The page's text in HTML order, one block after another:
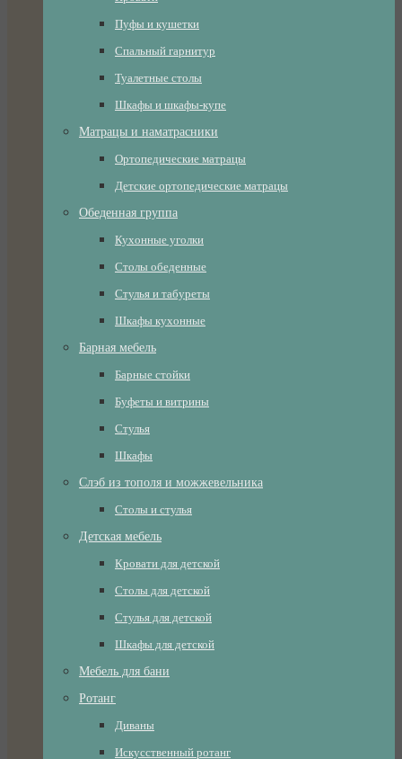
Пуфы и кушетки
Спальный гарнитур
Туалетные столы
Шкафы и шкафы-купе
Матрацы и наматрасники
Ортопедические матрацы
Детские ортопедические матрацы
Обеденная группа
Кухонные уголки
Столы обеденные
Стулья и табуреты
Шкафы кухонные
Барная мебель
Барные стойки
Буфеты и витрины
Стулья
Шкафы
Слэб из тополя и можжевельника
Столы и стулья
Детская мебель
Кровати для детской
Столы для детской
Стулья для детской
Шкафы для детской
Мебель для бани
Ротанг
Диваны
Искусственный ротанг